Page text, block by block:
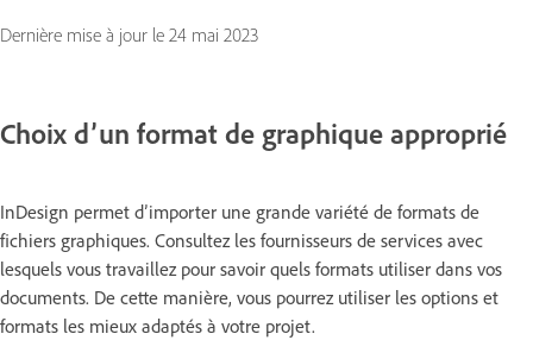
Dernière mise à jour le 24 mai 2023
Choix d’un format de graphique approprié
InDesign permet d’importer une grande variété de formats de
fichiers graphiques. Consultez les fournisseurs de services avec
lesquels vous travaillez pour savoir quels formats utiliser dans vos
documents. De cette manière, vous pourrez utiliser les options et
formats les mieux adaptés à votre projet.